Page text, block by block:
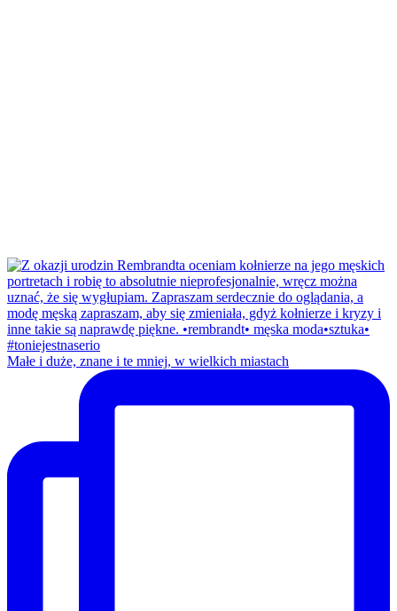
Małe i duże, znane i te mniej, w wielkich miastach